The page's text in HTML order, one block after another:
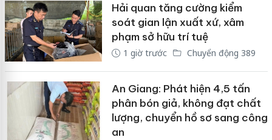
Hải quan tăng cường kiểm
soát gian lận xuất xứ, xâm
phạm sở hữu trí tuệ
1 giờ trước Chuyển động 389
An Giang: Phát hiện 4,5 tấn
phân bón giả, không đạt chất
lượng, chuyển hồ sơ sang công
an